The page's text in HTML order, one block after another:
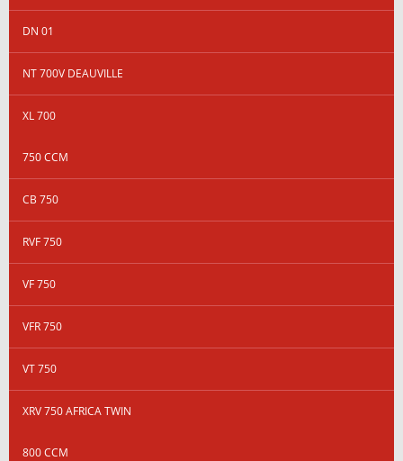
DN 01
NT 700V DEAUVILLE
XL 700
750 CCM
CB 750
RVF 750
VF 750
VFR 750
VT 750
XRV 750 AFRICA TWIN
800 CCM